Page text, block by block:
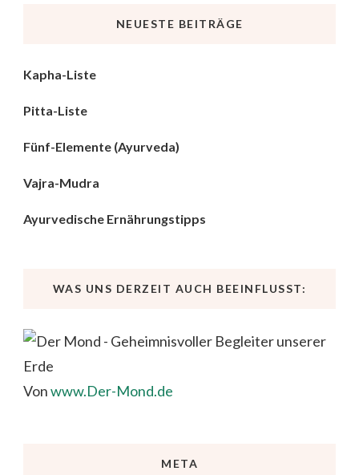
NEUESTE BEITRÄGE
Kapha-Liste
Pitta-Liste
Fünf-Elemente (Ayurveda)
Vajra-Mudra
Ayurvedische Ernährungstipps
WAS UNS DERZEIT AUCH BEEINFLUSST:
Vonwww.Der-Mond.de
META